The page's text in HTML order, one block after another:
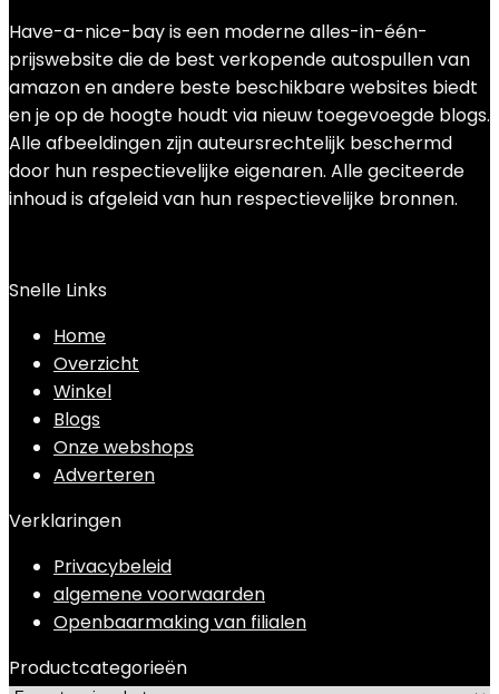
Have-a-nice-bay is een moderne alles-in-één-
prijswebsite die de best verkopende autospullen van
amazon en andere beste beschikbare websites biedt
en je op de hoogte houdt via nieuw toegevoegde blogs.
Alle afbeeldingen zijn auteursrechtelijk beschermd
door hun respectievelijke eigenaren. Alle geciteerde
inhoud is afgeleid van hun respectievelijke bronnen.
Snelle Links
Home
Overzicht
Winkel
Blogs
Onze webshops
Adverteren
Verklaringen
Privacybeleid
algemene voorwaarden
Openbaarmaking van filialen
Productcategorieën